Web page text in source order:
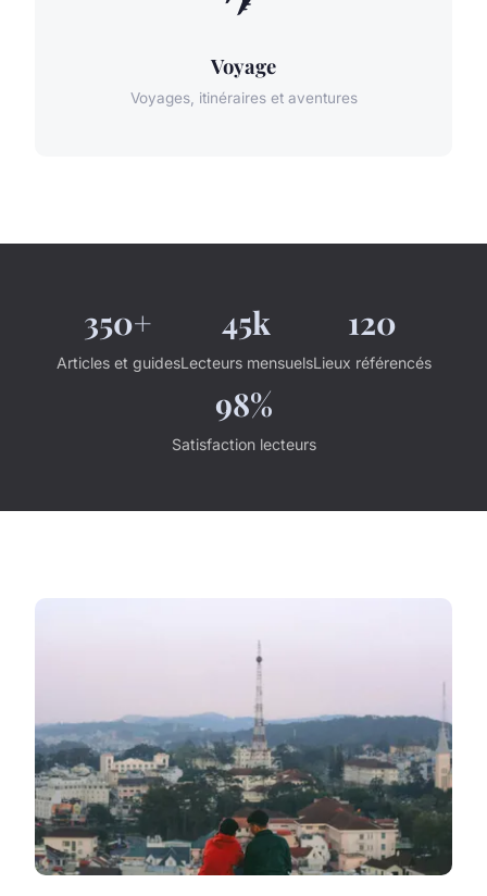
Voyage
Voyages, itinéraires et aventures
350+
Articles et guides
45k
Lecteurs mensuels
120
Lieux référencés
98%
Satisfaction lecteurs